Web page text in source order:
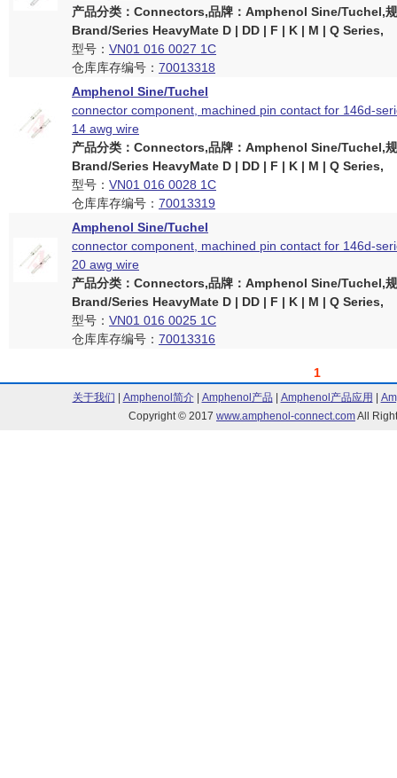
产品分类：Connectors,品牌：Amphenol Sine/Tuchel,
Brand/Series HeavyMate D | DD | F | K | M | Q Series,
型号： VN01 016 0027 1C
仓库库存编号： 70013318
Amphenol Sine/Tuchel
connector component, machined pin contact for 146d-
14 awg wire
产品分类：Connectors,品牌：Amphenol Sine/Tuchel,
Brand/Series HeavyMate D | DD | F | K | M | Q Series,
型号： VN01 016 0028 1C
仓库库存编号： 70013319
Amphenol Sine/Tuchel
connector component, machined pin contact for 146d-
20 awg wire
产品分类：Connectors,品牌：Amphenol Sine/Tuchel,
Brand/Series HeavyMate D | DD | F | K | M | Q Series,
型号： VN01 016 0025 1C
仓库库存编号： 70013316
1
关于我们 Amphenol简介| Amphenol产品 Amphenol产品应用
Copyright © 2017 www.amphenol-connect.comAll